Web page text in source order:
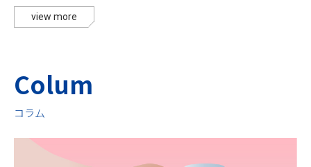
view more
Colum
コラム